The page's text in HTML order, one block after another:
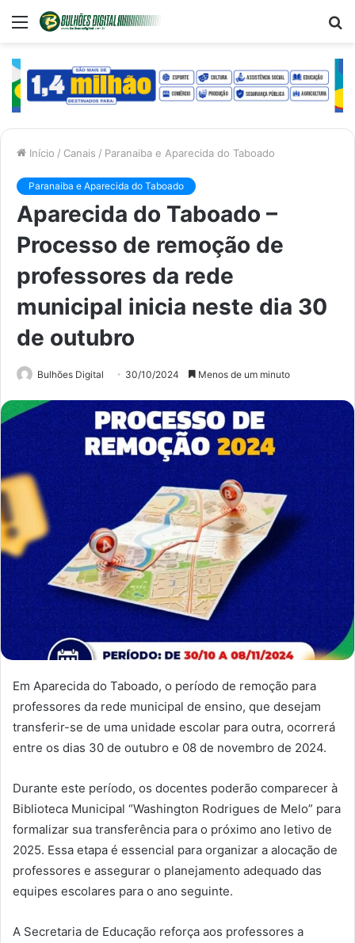
Menu
Início / Canais / Paranaiba e Aparecida do Taboado
Paranaiba e Aparecida do Taboado
Aparecida do Taboado –
Processo de remoção de
professores da rede
municipal inicia neste dia 30
de outubro
Bulhões Digital 30/10/2024 Menos de um minuto
Em Aparecida do Taboado, o período de remoção para
professores da rede municipal de ensino, que desejam
transferir-se de uma unidade escolar para outra, ocorrerá
entre os dias 30 de outubro e 08 de novembro de 2024.
Durante este período, os docentes poderão comparecer à
Biblioteca Municipal “Washington Rodrigues de Melo” para
formalizar sua transferência para o próximo ano letivo de
2025. Essa etapa é essencial para organizar a alocação de
professores e assegurar o planejamento adequado das
equipes escolares para o ano seguinte.
A Secretaria de Educação reforça aos professores a